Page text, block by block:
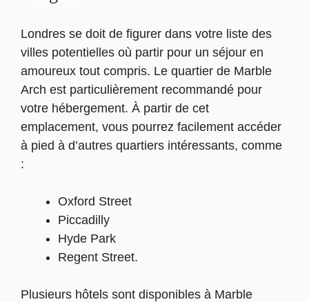
Londres se doit de figurer dans votre liste des
villes potentielles où partir pour un séjour en
amoureux tout compris. Le quartier de Marble
Arch est particulièrement recommandé pour
votre hébergement. À partir de cet
emplacement, vous pourrez facilement accéder
à pied à d’autres quartiers intéressants, comme
:
Oxford Street
Piccadilly
Hyde Park
Regent Street.
Plusieurs hôtels sont disponibles à Marble